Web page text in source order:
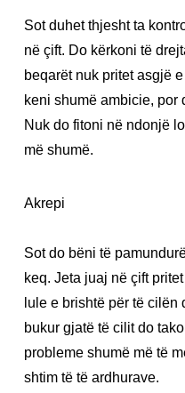
Sot duhet thjesht ta
në çift. Do kërkoni të
beqarët nuk pritet asgjë
keni shumë ambicie, por
Nuk do fitoni në ndonjë
më shumë.
Akrepi
Sot do bëni të
keq. Jeta juaj në çift
lule e brishtë për të
bukur gjatë të cilit do
probleme shumë më të
shtim të të ardhurave.